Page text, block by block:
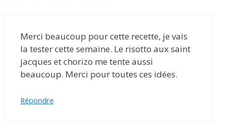
Merci beaucoup pour cette recette, je vais
la tester cette semaine. Le risotto aux saint
jacques et chorizo me tente aussi
beaucoup. Merci pour toutes ces idées.
Répondre